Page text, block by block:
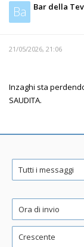
Ba Bar della
21/05/2026, 21:06
Inzaghi sta
SAUDITA.